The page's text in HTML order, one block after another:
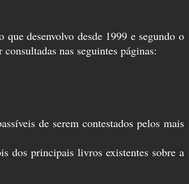
desenvolvo desde 1999 e segundo o
nas seguintes páginas:
de serem contestados pelos mais
dos principais livros existentes sobre a